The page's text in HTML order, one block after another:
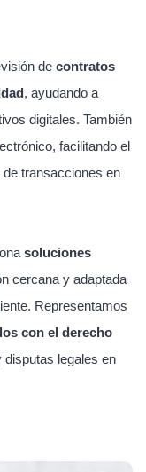
de contratos
, ayudando a
digitales. También
facilitando el
transacciones en
soluciones
cercana y adaptada
Representamos
con el derecho
disputas legales en